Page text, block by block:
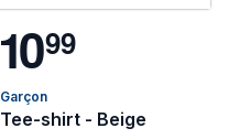
1099
Garçon
Tee-shirt - Beige